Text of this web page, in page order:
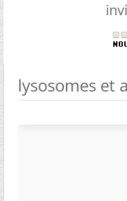
lysosomes et